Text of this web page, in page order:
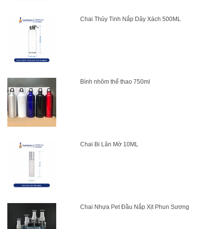
Chai Thủy Tinh Nắp Dây Xách 500ML
Bình nhôm thể thao 750ml
Chai Bi Lăn Mờ 10ML
Chai Nhựa Pet Đầu Nắp Xịt Phun Sương